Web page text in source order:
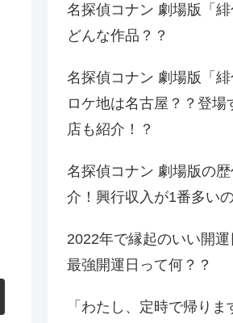
名探偵コナン 劇場版「
どんな作品？？
名探偵コナン 劇場版「
ロケ地は名古屋？？登場
店も紹介！？
名探偵コナン 劇場版の
介！興行収入が1番多い
2022年で縁起のいい開
最強開運日って何？？
「わたし、定時で帰り